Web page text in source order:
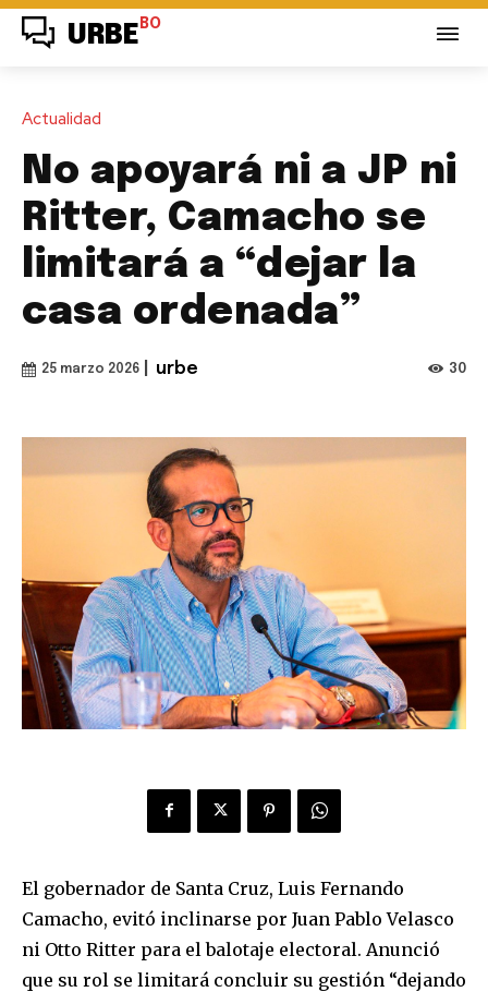
URBE BO
Actualidad
No apoyará ni a JP ni
Ritter, Camacho se
limitará a “dejar la
casa ordenada”
25 marzo 2026 urbe 30
El gobernador de Santa Cruz, Luis Fernando
Camacho, evitó inclinarse por Juan Pablo Velasco
ni Otto Ritter para el balotaje electoral. Anunció
que su rol se limitará concluir su gestión “dejando